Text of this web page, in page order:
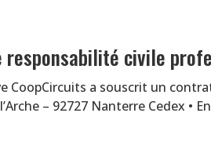
responsabilité civile
CoopCircuits a souscrit un c
– 92727 Nanterre Cedex •